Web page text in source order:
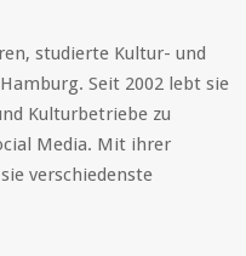
studierte Kultur- und
Seit 2002 lebt sie
Kulturbetriebe zu
Media. Mit ihrer
verschiedenste